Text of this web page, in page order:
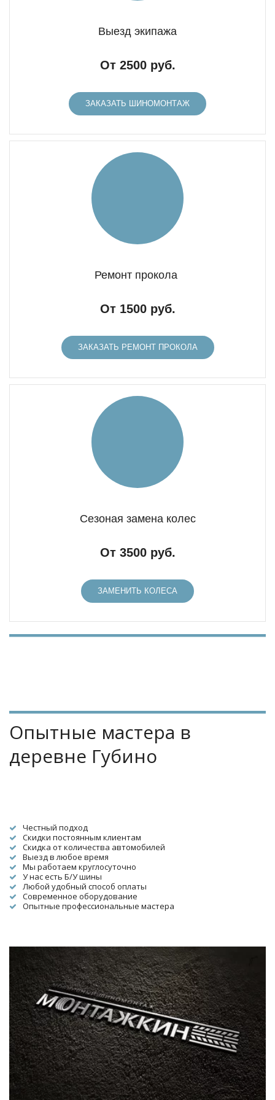
Выезд экипажа
От 2500 руб.
ЗАКАЗАТЬ ШИНОМОНТАЖ
Ремонт прокола
От 1500 руб.
ЗАКАЗАТЬ РЕМОНТ ПРОКОЛА
Сезоная замена колес
От 3500 руб.
ЗАМЕНИТЬ КОЛЕСА
Опытные мастера в
деревне Губино
Честный подход
Скидки постоянным клиентам
Скидка от количества автомобилей
Выезд в любое время
Мы работаем круглосуточно
У нас есть Б/У шины
Любой удобный способ оплаты
Современное оборудование
Опытные профессиональные мастера